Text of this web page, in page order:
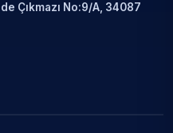
Çıkmazı No:9/A, 34087